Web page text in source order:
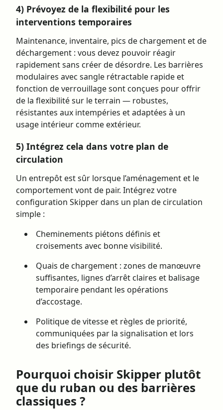
4) Prévoyez de la flexibilité pour les
interventions temporaires
Maintenance, inventaire, pics de chargement et de
déchargement : vous devez pouvoir réagir
rapidement sans créer de désordre. Les barrières
modulaires avec sangle rétractable rapide et
fonction de verrouillage sont conçues pour offrir
de la flexibilité sur le terrain — robustes,
résistantes aux intempéries et adaptées à un
usage intérieur comme extérieur.
5) Intégrez cela dans votre plan de
circulation
Un entrepôt est sûr lorsque l’aménagement et le
comportement vont de pair. Intégrez votre
configuration Skipper dans un plan de circulation
simple :
Cheminements piétons définis et
croisements avec bonne visibilité.
Quais de chargement : zones de manœuvre
suffisantes, lignes d’arrêt claires et balisage
temporaire pendant les opérations
d’accostage.
Politique de vitesse et règles de priorité,
communiquées par la signalisation et lors
des briefings de sécurité.
Pourquoi choisir Skipper plutôt
que du ruban ou des barrières
classiques ?